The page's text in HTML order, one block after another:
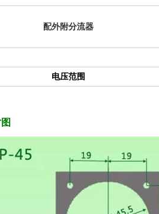
配外附分流器
电压范围